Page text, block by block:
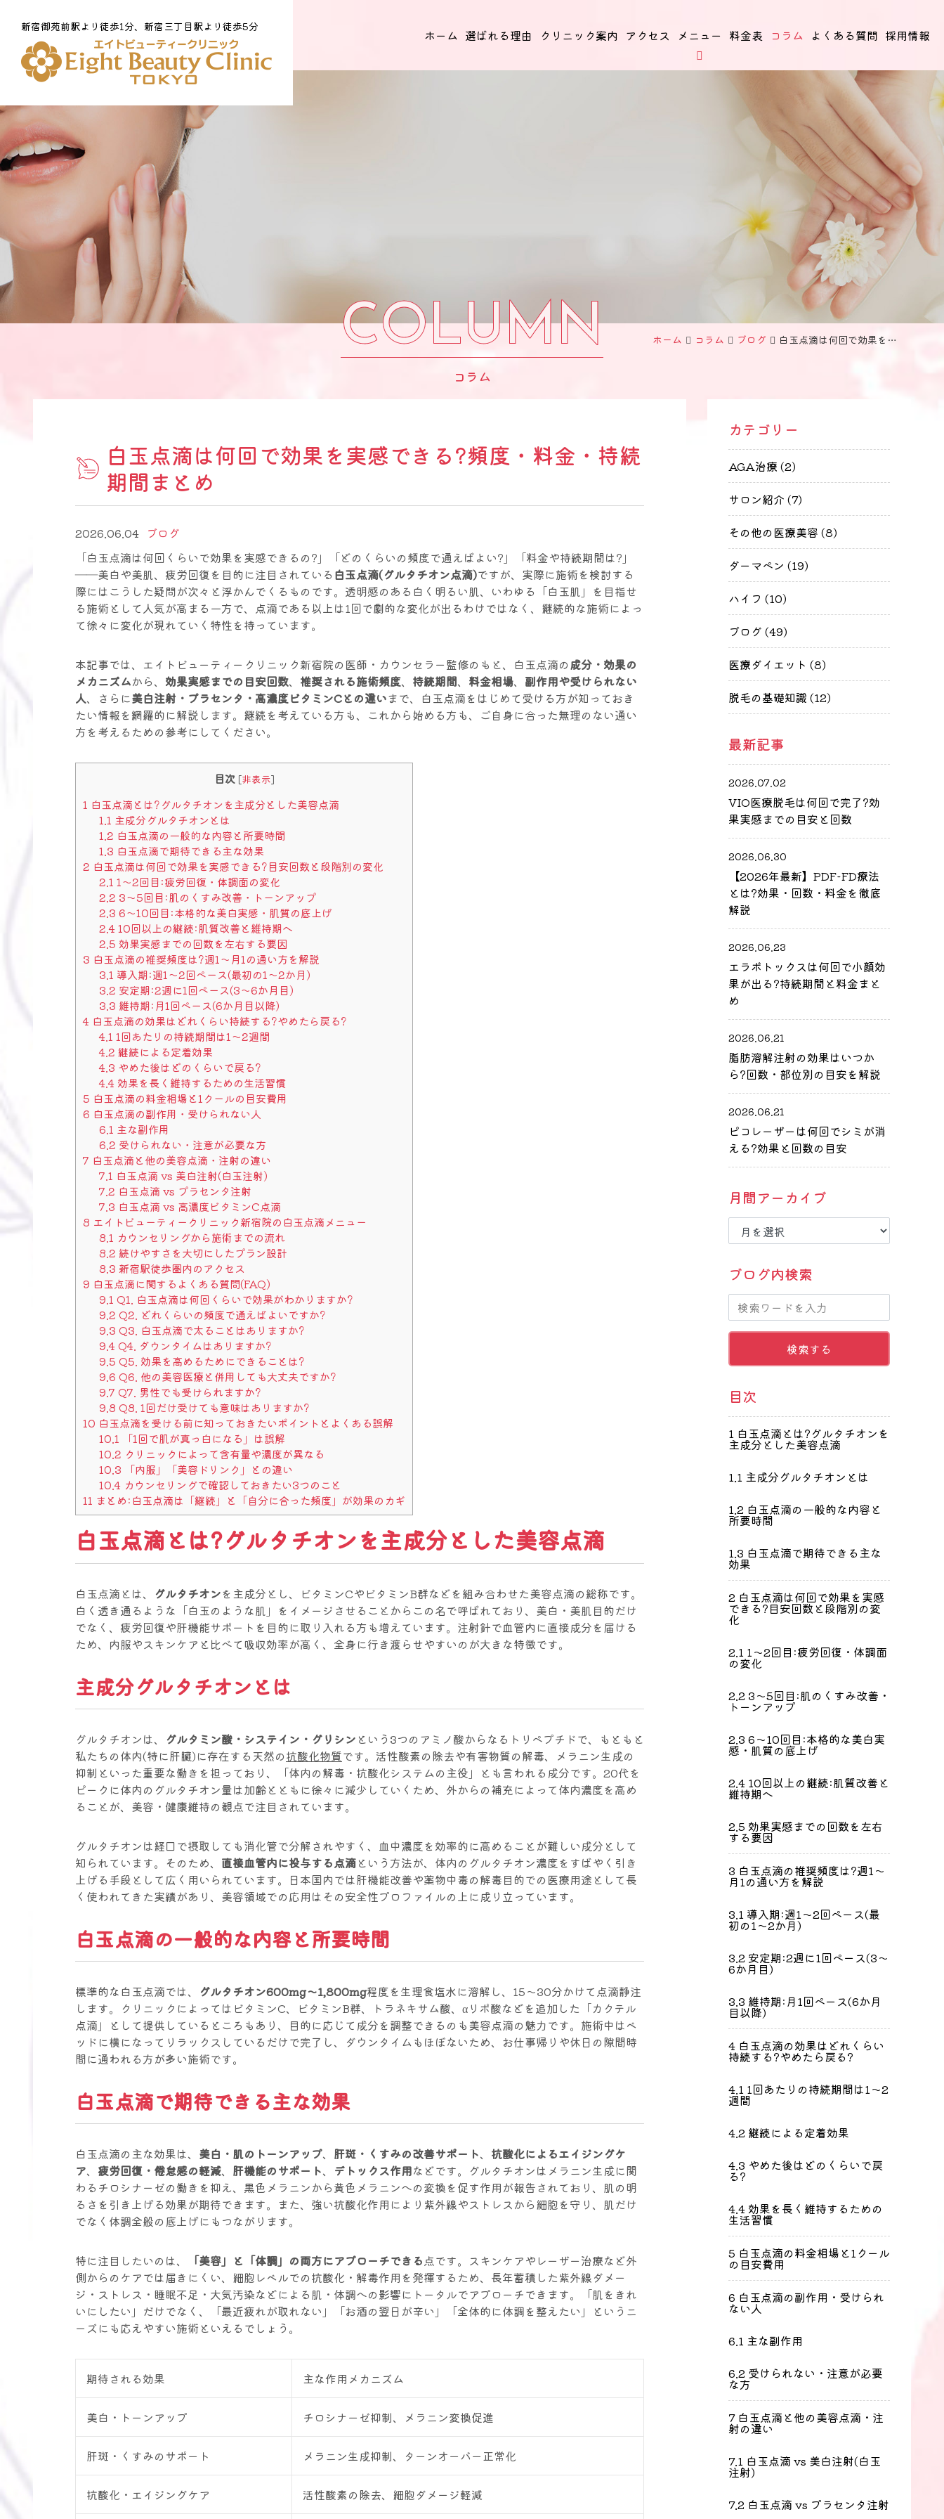
新宿御苑前駅より徒歩1分、新宿三丁目駅より徒歩5分
ホーム 選ばれる理由 クリニック案内 アクセス メニュー
医療脱毛 Medical Hair Removal
痛みややけどの心配がなく少ない回数でしっかりムダ毛の
ない肌に。
料金表 コラム よくある質問 採用情報
COLUMN
COLUMN
コラム
ホーム コラム ブログ 白玉点滴は何回で効果を実感できる?頻度・料金・持続期間まとめ
白玉点滴は何回で効果を実感できる?頻度・料金・持続
期間まとめ
2026.06.04 ブログ
「白玉点滴は何回くらいで効果を実感できるの?」「どのくらいの頻度で通えばよい?」「料金や持続期間は?」
――美白や美肌、疲労回復を目的に注目されている 白玉点滴(グルタチオン点滴)ですが、実際に施術を検討する
際にはこうした疑問が次々と浮かんでくるものです。透明感のある白く明るい肌、いわゆる「白玉肌」を目指せ
る施術として人気が高まる一方で、点滴である以上は1回で劇的な変化が出るわけではなく、継続的な施術によっ
て徐々に変化が現れていく特性を持っています。
本記事では、エイトビューティークリニック新宿院の医師・カウンセラー監修のもと、白玉点滴の成分・効果の
メカニズムから、 効果実感までの目安回数、 推奨される施術頻度、 持続期間、 料金相場、 副作用や受けられない
人、さらに美白注射・プラセンタ・高濃度ビタミンCとの違いまで、白玉点滴をはじめて受ける方が知っておき
たい情報を網羅的に解説します。継続を考えている方も、これから始める方も、ご自身に合った無理のない通い
方を考えるための参考にしてください。
目次 [非表示]
1 白玉点滴とは?グルタチオンを主成分とした美容点滴
1.1 主成分グルタチオンとは
1.2 白玉点滴の一般的な内容と所要時間
1.3 白玉点滴で期待できる主な効果
2 白玉点滴は何回で効果を実感できる?目安回数と段階別の変化
2.1 1〜2回目:疲労回復・体調面の変化
2.2 3〜5回目:肌のくすみ改善・トーンアップ
2.3 6〜10回目:本格的な美白実感・肌質の底上げ
2.410回以上の継続:肌質改善と維持期へ
2.5 効果実感までの回数を左右する要因
3 白玉点滴の推奨頻度は?週1〜月1の通い方を解説
3.1 導入期:週1〜2回ペース(最初の1〜2か月)
3.2 安定期:2週に1回ペース(3〜6か月目)
3.3 維持期:月1回ペース(6か月目以降)
4 白玉点滴の効果はどれくらい持続する?やめたら戻る?
4.1 1回あたりの持続期間は1〜2週間
4.2 継続による定着効果
4.3 やめた後はどのくらいで戻る?
4.4効果を長く維持するための生活習慣
5 白玉点滴の料金相場と1クールの目安費用
6 白玉点滴の副作用・受けられない人
6.1 主な副作用
6.2 受けられない・注意が必要な方
7 白玉点滴と他の美容点滴・注射の違い
7.1 白玉点滴 vs 美白注射(白玉注射)
7.2 白玉点滴 vs プラセンタ注射
7.3 白玉点滴 vs 高濃度ビタミンC点滴
8 エイトビューティークリニック新宿院の白玉点滴メニュー
8.1 カウンセリングから施術までの流れ
8.2 続けやすさを大切にしたプラン設計
8.3 新宿駅徒歩圏内のアクセス
9 白玉点滴に関するよくある質問(FAQ)
9.1 Q1. 白玉点滴は何回くらいで効果がわかりますか?
9.2 Q2. どれくらいの頻度で通えばよいですか?
9.3 Q3. 白玉点滴で太ることはありますか?
9.4Q4. ダウンタイムはありますか?
9.5 Q5. 効果を高めるためにできることは?
9.6 Q6. 他の美容医療と併用しても大丈夫ですか?
9.7 Q7. 男性でも受けられますか?
9.8 Q8. 1回だけ受けても意味はありますか?
10 白玉点滴を受ける前に知っておきたいポイントとよくある誤解
10.1 「1回で肌が真っ白になる」は誤解
10.2 クリニックによって含有量や濃度が異なる
10.3 「内服」「美容ドリンク」との違い
10.4カウンセリングで確認しておきたい3つのこと
11 まとめ:白玉点滴は「継続」と「自分に合った頻度」が効果のカギ
白玉点滴とは?グルタチオンを主成分とした美容点滴
白玉点滴とは、 グルタチオンを主成分とし、ビタミンCやビタミンB群などを組み合わせた美容点滴の総称です。
白く透き通るような「白玉のような肌」をイメージさせることからこの名で呼ばれており、美白・美肌目的だけ
でなく、疲労回復や肝機能サポートを目的に取り入れる方も増えています。注射針で血管内に直接成分を届ける
ため、内服やスキンケアと比べて吸収効率が高く、全身に行き渡らせやすいのが大きな特徴です。
主成分グルタチオンとは
グルタチオンは、 グルタミン酸・システイン・グリシン という3つのアミノ酸からなるトリペプチドで、もともと
私たちの体内(特に肝臓)に存在する天然の抗酸化物質です。活性酸素の除去や有害物質の解毒、メラニン生成の
抑制といった重要な働きを担っており、「体内の解毒・抗酸化システムの主役」とも言われる成分です。20代を
ピークに体内のグルタチオン量は加齢とともに徐々に減少していくため、外からの補充によって体内濃度を高め
ることが、美容・健康維持の観点で注目されています。
グルタチオンは経口で摂取しても消化管で分解されやすく、血中濃度を効率的に高めることが難しい成分として
知られています。そのため、 直接血管内に投与する点滴という方法が、体内のグルタチオン濃度をすばやく引き
上げる手段として広く用いられています。日本国内では肝機能改善や薬物中毒の解毒目的での医療用途として長
く使われてきた実績があり、美容領域での応用はその安全性プロファイルの上に成り立っています。
白玉点滴の一般的な内容と所要時間
標準的な白玉点滴では、 グルタチオン600mg〜1,800mg程度を生理食塩水に溶解し、15〜30分かけて点滴静注
します。クリニックによってはビタミンC、ビタミンB群、トラネキサム酸、αリポ酸などを追加した「カクテル
点滴」として提供しているところもあり、目的に応じて成分を調整できるのも美容点滴の魅力です。施術中はベ
ッドに横になってリラックスしているだけで完了し、ダウンタイムもほぼないため、お仕事帰りや休日の隙間時
間に通われる方が多い施術です。
白玉点滴で期待できる主な効果
白玉点滴の主な効果は、 美白・肌のトーンアップ、 肝斑・くすみの改善サポート、 抗酸化によるエイジングケ
ア、 疲労回復・倦怠感の軽減、 肝機能のサポート、 デトックス作用などです。グルタチオンはメラニン生成に関
わるチロシナーゼの働きを抑え、黒色メラニンから黄色メラニンへの変換を促す作用が報告されており、肌の明
るさを引き上げる効果が期待できます。また、強い抗酸化作用により紫外線やストレスから細胞を守り、肌だけ
でなく体調全般の底上げにもつながります。
特に注目したいのは、 「美容」と「体調」の両方にアプローチできる点です。スキンケアやレーザー治療など外
側からのケアでは届きにくい、細胞レベルでの抗酸化・解毒作用を発揮するため、長年蓄積した紫外線ダメー
ジ・ストレス・睡眠不足・大気汚染などによる肌・体調への影響にトータルでアプローチできます。「肌をきれ
いにしたい」だけでなく、「最近疲れが取れない」「お酒の翌日が辛い」「全体的に体調を整えたい」というニ
ーズにも応えやすい施術といえるでしょう。
期待される効果 主な作用メカニズム
美白・トーンアップ チロシナーゼ抑制、メラニン変換促進
肝斑・くすみのサポート メラニン生成抑制、ターンオーバー正常化
抗酸化・エイジングケア 活性酸素の除去、細胞ダメージ軽減
カテゴリー
AGA治療 (2)
サロン紹介 (7)
その他の医療美容 (8)
ダーマペン (19)
ハイフ (10)
ブログ (49)
医療ダイエット (8)
脱毛の基礎知識 (12)
最新記事
2026.07.02
VIO医療脱毛は何回で完了?効
果実感までの目安と回数
2026.06.30
【2026年最新】PDF-FD療法
とは?効果・回数・料金を徹底
解説
2026.06.23
エラボトックスは何回で小顔効
果が出る?持続期間と料金まと
め
2026.06.21
脂肪溶解注射の効果はいつか
ら?回数・部位別の目安を解説
2026.06.21
ピコレーザーは何回でシミが消
える?効果と回数の目安
月間アーカイブ
ブログ内検索
目次
1 白玉点滴とは?グルタチオンを
主成分とした美容点滴
1.1 主成分グルタチオンとは
1.2 白玉点滴の一般的な内容と
所要時間
1.3 白玉点滴で期待できる主な
効果
2 白玉点滴は何回で効果を実感
できる?目安回数と段階別の変
化
2.1 1〜2回目:疲労回復・体調面
の変化
2.2 3〜5回目:肌のくすみ改善・
トーンアップ
2.3 6〜10回目:本格的な美白実
感・肌質の底上げ
2.4 10回以上の継続:肌質改善と
維持期へ
2.5 効果実感までの回数を左右
する要因
3 白玉点滴の推奨頻度は?週1〜
月1の通い方を解説
3.1 導入期:週1〜2回ペース(最
初の1〜2か月)
3.2 安定期:2週に1回ペース(3〜
6か月目)
3.3 維持期:月1回ペース(6か月
目以降)
4 白玉点滴の効果はどれくらい
持続する?やめたら戻る?
4.1 1回あたりの持続期間は1〜2
週間
4.2 継続による定着効果
4.3 やめた後はどのくらいで戻
る?
4.4 効果を長く維持するための
生活習慣
5 白玉点滴の料金相場と1クール
の目安費用
6 白玉点滴の副作用・受けられ
ない人
6.1 主な副作用
6.2 受けられない・注意が必要
な方
7白玉点滴と他の美容点滴・注
射の違い
7.1 白玉点滴 vs 美白注射(白玉
注射)
7.2 白玉点滴 vs プラセンタ注射